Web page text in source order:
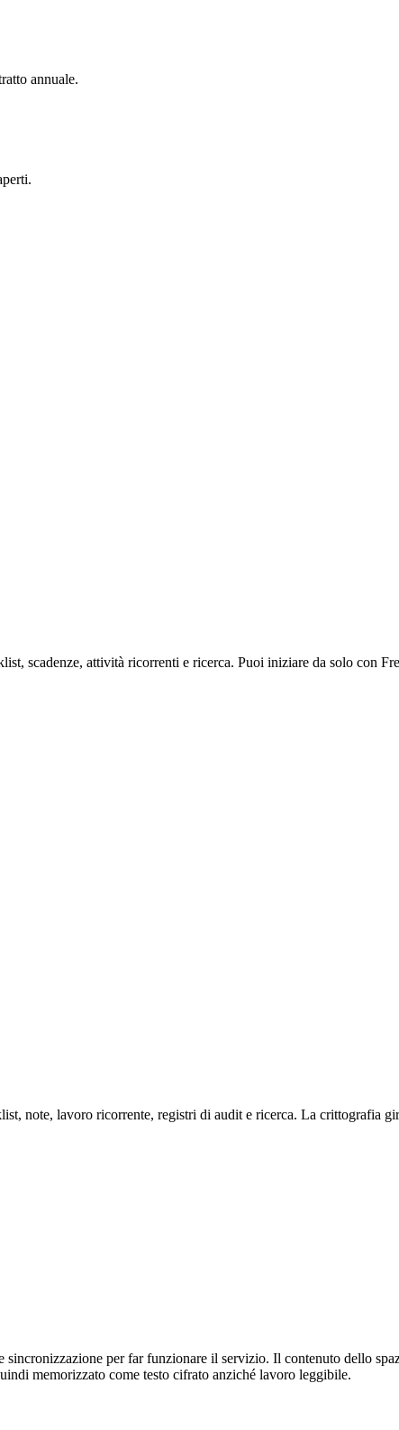
annuale.
scadenze, attività ricorrenti e ricerca. Puoi iniziare da solo con
note, lavoro ricorrente, registri di audit e ricerca. La crittografia
per far funzionare il servizio. Il contenuto dello
memorizzato come testo cifrato anziché lavoro leggibile.